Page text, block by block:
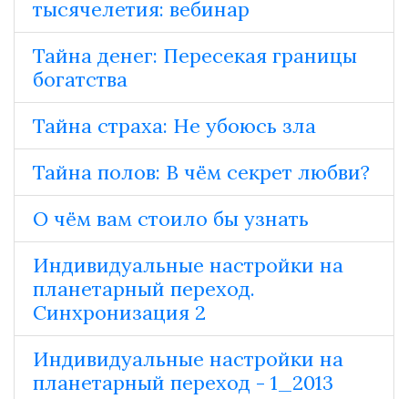
тысячелетия: вебинар
Тайна денег: Пересекая границы
богатства
Тайна страха: Не убоюсь зла
Тайна полов: В чём секрет любви?
О чём вам стоило бы узнать
Индивидуальные настройки на
планетарный переход.
Синхронизация 2
Индивидуальные настройки на
планетарный переход - 1_2013